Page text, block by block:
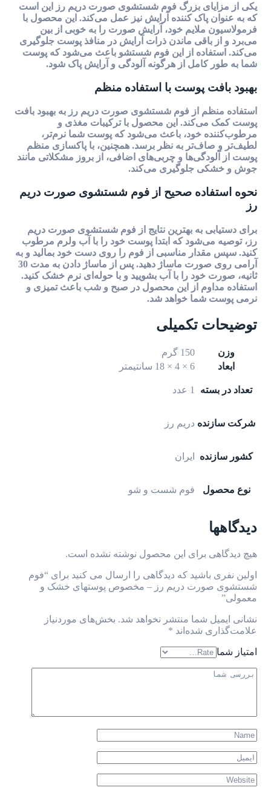
یکی از مزایای بزرگ فوم شستشوی صورت دریم رز این است
که به عنوان پاک کننده آرایش نیز عمل می‌کند. این محصول با
فرمولاسیون ملایم خود، آرایش صورت را به خوبی از بین
می‌برد و از باقی ماندن ذرات آرایش در منافذ پوست جلوگیری
می‌کند. استفاده از این فوم شستشو باعث می‌شود که پوست
شما به طور کامل از هرگونه آلودگی و آرایش پاک شود.
بهبود بافت پوست با استفاده منظم
استفاده منظم از فوم شستشوی صورت دریم رز به بهبود بافت
پوست کمک می‌کند. این محصول با ترکیبات مغذی و
مرطوب‌کننده خود، باعث می‌شود که پوست شما نرم‌تر،
لطیف‌تر و صاف‌تر به نظر برسد. همچنین، با پاکسازی منظم
پوست از آلودگی‌ها و چربی‌های اضافی، از بروز مشکلاتی مانند
جوش و خشکی جلوگیری می‌کند.
نحوه استفاده صحیح از فوم شستشوی صورت دریم
رز
برای دستیابی به بهترین نتایج از فوم شستشوی صورت دریم
رز، توصیه می‌شود که ابتدا پوست خود را با آب ولرم مرطوب
کنید. سپس مقدار مناسبی از فوم را روی دست خود بمالید و به
آرامی روی صورت ماساژ دهید. پس از ماساژ دادن به مدت 30
ثانیه، صورت خود را با آب بشویید و با حوله‌ای نرم خشک کنید.
استفاده مداوم از این محصول در صبح و شب باعث تمیزی و
نرمی پوست شما خواهد شد.
توضیحات تکمیلی
وزن
150 گرم
ابعاد
6 × 4 × 18 سانتیمتر
تعداد در بسته 1 عدد
شرکت سازنده دریم رز
کشور سازنده ایران
نوع محصول فوم شست و شو
دیدگاهها
هیچ دیدگاهی برای این محصول نوشته نشده است.
اولین نفری باشید که دیدگاهی را ارسال می کنید برای “فوم
شستشوی صورت دریم رز – مخصوص پوستهای خشک و
معمولی”
نشانی ایمیل شما منتشر نخواهد شد. بخش‌های موردنیاز
علامت‌گذاری شده‌اند *
امتیاز شما